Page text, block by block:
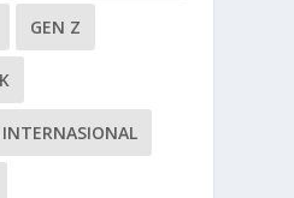
GEN Z